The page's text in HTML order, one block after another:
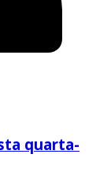
quarta-